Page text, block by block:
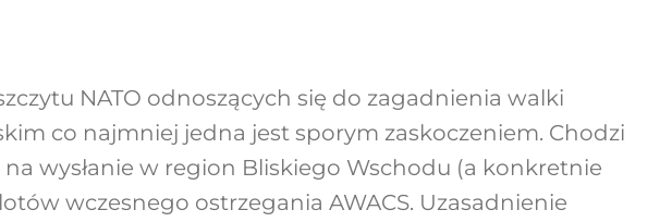
NATO odnoszących się do zagadnienia walki
co najmniej jedna jest sporym zaskoczeniem. Chodzi
wysłanie w region Bliskiego Wschodu (a konkretnie
wczesnego ostrzegania AWACS. Uzasadnienie